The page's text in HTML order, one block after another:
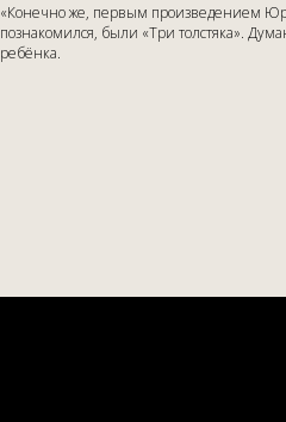
«Конечно же, первым произведением
познакомился, были «Три толстяка».
ребёнка.